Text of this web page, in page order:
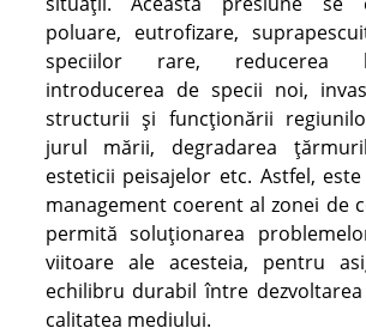
poluare, eutrofizare,
speciilor rare, reducerea
introducerea de specii noi,
structurii și funcționării
jurul mării, degradarea
esteticii peisajelor etc. Astfel,
management coerent al zonei de
permită soluționarea
viitoare ale acesteia, pentru
echilibru durabil între
calitatea mediului.